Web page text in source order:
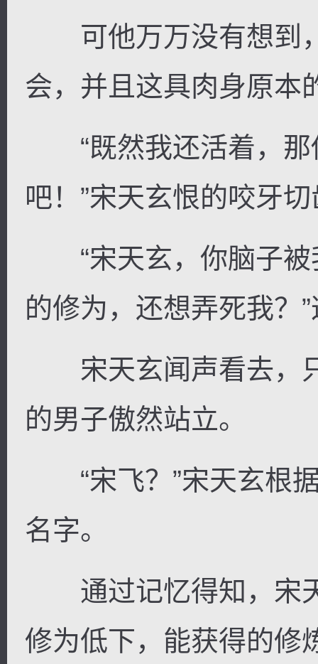
可他万万没有想到
会，并且这具肉身原本
“既然我还活着，那
吧！”宋天玄恨的咬牙
“宋天玄，你脑子被
的修为，还想弄死我？
宋天玄闻声看去，
的男子傲然站立。
“宋飞？”宋天玄根据
名字。
通过记忆得知，宋
修为低下，能获得的修